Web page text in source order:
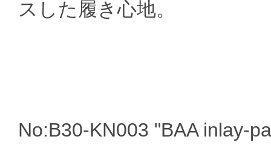
スした履き心地。
No:B30-KN003 "BAA inlay-